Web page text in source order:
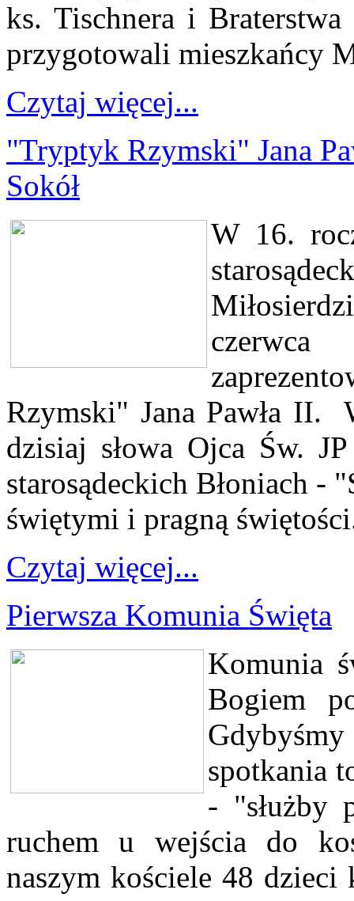
ks. Tischnera i
przygotowali mieszkańcy
Czytaj więcej...
"Tryptyk Rzymski" Jana
Sokół
W 16.
Rzymski" Jana Pawła II.
dzisiaj słowa Ojca Św.
starosądeckich Błoniach -
świętymi i pragną
Czytaj więcej...
Pierwsza Komunia Święta
Komunia
Bogiem
spotkania
- "służby
ruchem u wejścia do
naszym kościele 48 dzieci